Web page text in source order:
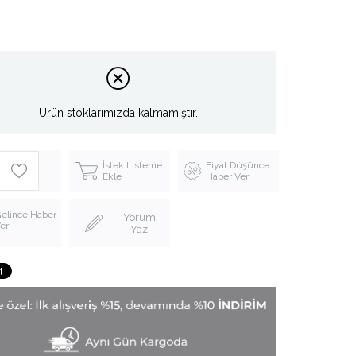
Ürün stoklarımızda kalmamıştır.
İstek Listeme
Ekle
Fiyat Düşünce
Haber Ver
Haber
Yorum
Yaz